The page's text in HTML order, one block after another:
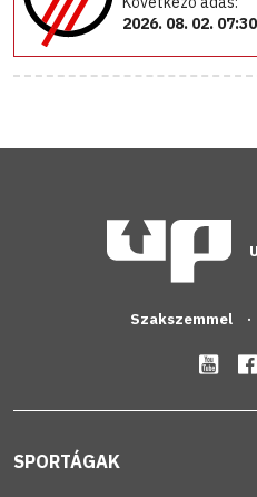
2026. 08. 02. 07:30
Szakszemmel
SPORTÁGAK